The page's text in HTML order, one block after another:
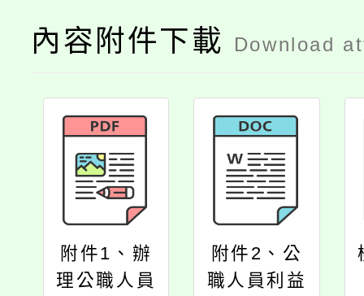
內容附件下載 Download
附件1、辦
理公職人員
附件2、公
職人員利益